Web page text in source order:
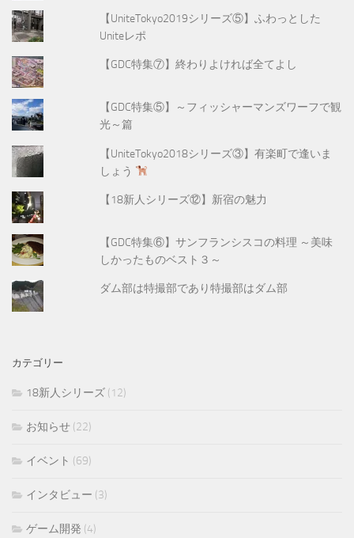
【UniteTokyo2019シリーズ⑤】ふわっとした
Uniteレポ
【GDC特集⑦】終わりよければ全てよし
【GDC特集⑤】～フィッシャーマンズワーフで観
光～篇
【UniteTokyo2018シリーズ③】有楽町で逢いま
しょう
【18新人シリーズ⑫】新宿の魅力
【GDC特集⑥】サンフランシスコの料理 ～美味
しかったものベスト３～
ダム部は特撮部であり特撮部はダム部
カテゴリー
18新人シリーズ (12)
お知らせ (22)
イベント (69)
インタビュー (3)
ゲーム開発 (4)